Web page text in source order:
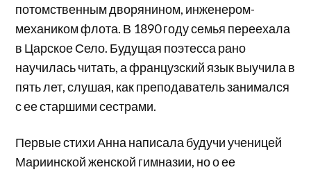
потомственным дворянином, инженером-
механиком флота. В 1890 году семья переехала
в Царское Село. Будущая поэтесса рано
научилась читать, а французский язык выучила в
пять лет, слушая, как преподаватель занимался
с ее старшими сестрами.
Первые стихи Анна написала будучи ученицей
Мариинской женской гимназии, но о ее